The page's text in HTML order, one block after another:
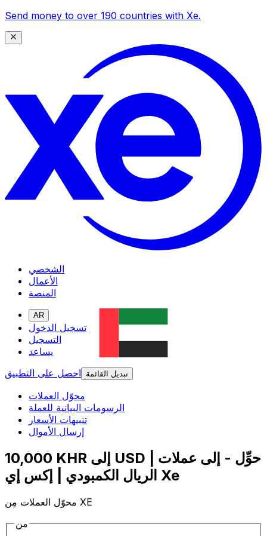
Send money to over 190 countries with Xe.
الشخصي
الأعمال
المنصة
AR
تسجيل الدخول
التسجيل
يساعد
احصل على التطبيق
تبديل القائمة
محوّل العملات
الرسومات البيانية للعملة
تنبيهات الأسعار
إرسال الأموال
10,000 KHR إلى USD | حوِّل - إلى عملات
الريال الكمبودي | إكس إي Xe
محوّل العملات مِن XE
من